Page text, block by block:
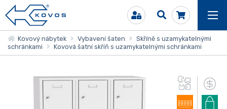
Kovový nábytek Vybavení šaten
Skříně s uzamykatelnými
schránkami
Kovová šatní skříň s uzamykatelnými schránkami